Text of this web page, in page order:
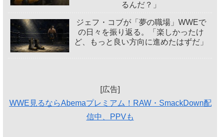
るんだ？」
ジェフ・コブが「夢の職場」WWEで
の日々を振り返る。「楽しかったけ
ど、もっと良い方向に進めたはずだ」
[広告]
WWE見るならAbemaプレミアム！RAW・SmackDown配
信中、PPVも